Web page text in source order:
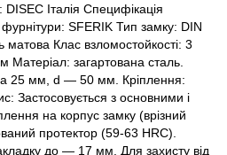
Італія Специфікація
SFERIK Тип замку: DIN
Клас взломостойкості: 3
загартована сталь.
25 мм, d — 50 мм. Кріплення:
Застосовується з основними і
на корпус замку (врізний
протектор (59-63 HRC).
до — 17 мм. Для захисту від